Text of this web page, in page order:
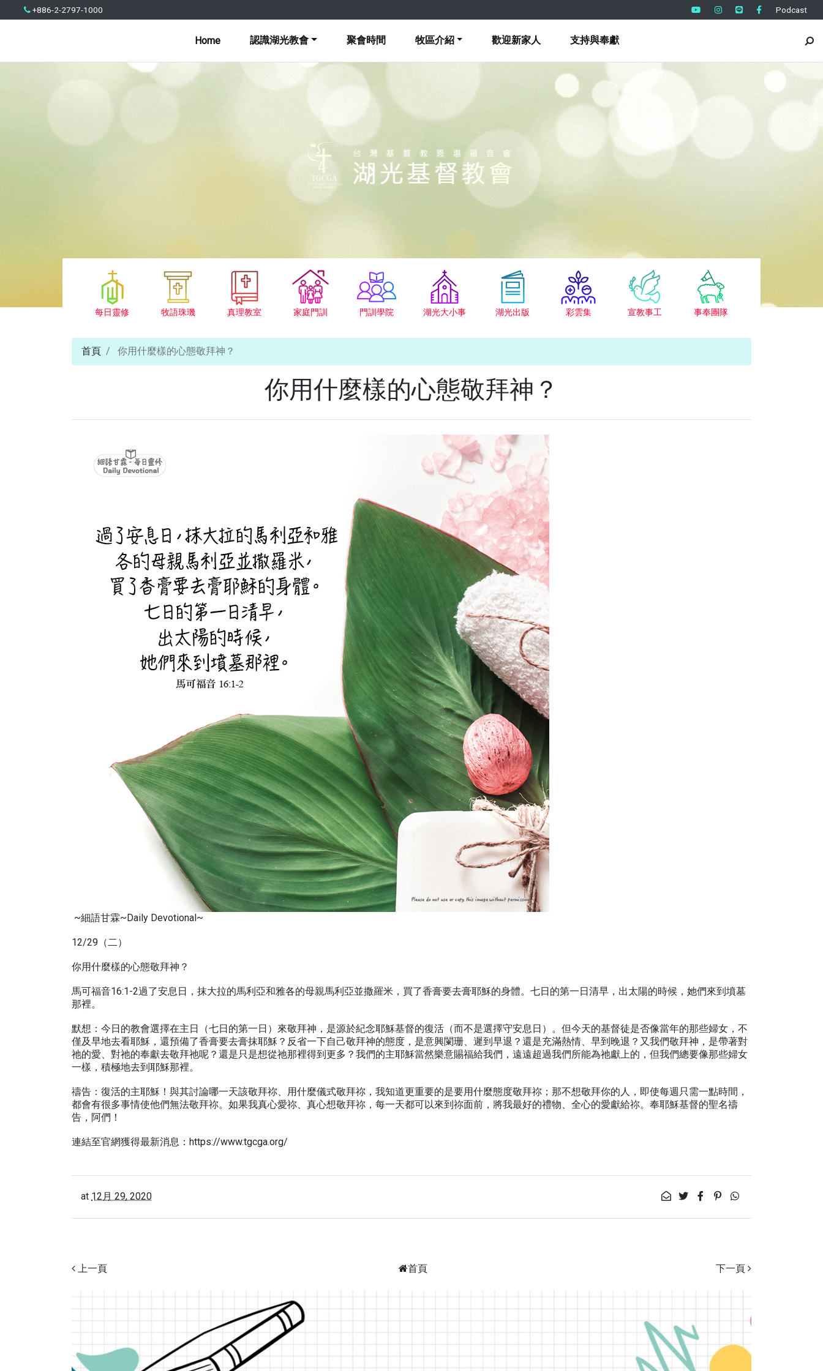
+886-2-2797-1000 Podcast
Home 認識湖光教會 聚會時間 牧區介紹 歡迎新家人 支持與奉獻
每日靈修 牧語珠璣 真理教室 家庭門訓 門訓學院 湖光大小事 湖光出版 彩雲集 宣教事工 事奉團隊
首頁 你用什麼樣的心態敬拜神？
你用什麼樣的心態敬拜神？
~細語甘霖~Daily Devotional~
12/29（二）
你用什麼樣的心態敬拜神？
馬可福音16:1-2過了安息日，抹大拉的馬利亞和雅各的母親馬利亞並撒羅米，買了香膏要去膏耶穌的身體。七日的第一日清早，出太陽的時候，她們來到墳墓
那裡。
默想：今日的教會選擇在主日（七日的第一日）來敬拜神，是源於紀念耶穌基督的復活（而不是選擇守安息日）。但今天的基督徒是否像當年的那些婦女，不
僅及早地去看耶穌，還預備了香膏要去膏抹耶穌？反省一下自己敬拜神的態度，是意興闌珊、遲到早退？還是充滿熱情、早到晚退？又我們敬拜神，是帶著對
祂的愛、對祂的奉獻去敬拜祂呢？還是只是想從祂那裡得到更多？我們的主耶穌當然樂意賜福給我們，遠遠超過我們所能為祂獻上的，但我們總要像那些婦女
一樣，積極地去到耶穌那裡。
禱告：復活的主耶穌！與其討論哪一天該敬拜祢、用什麼儀式敬拜祢，我知道更重要的是要用什麼態度敬拜祢；那不想敬拜你的人，即使每週只需一點時間，
都會有很多事情使他們無法敬拜祢。如果我真心愛祢、真心想敬拜祢，每一天都可以來到祢面前，將我最好的禮物、全心的愛獻給祢。奉耶穌基督的聖名禱
告，阿們！
連結至官網獲得最新消息：https://www.tgcga.org/
at 12月 29, 2020
上一頁 下一頁
首頁